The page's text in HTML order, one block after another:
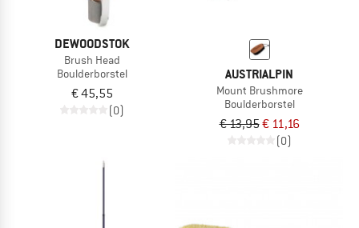
DEWOODSTOK
Brush Head
Boulderborstel
€ 45,55
(0)
AUSTRIALPIN
Mount Brushmore
Boulderborstel
€ 13,95€ 11,16
(0)